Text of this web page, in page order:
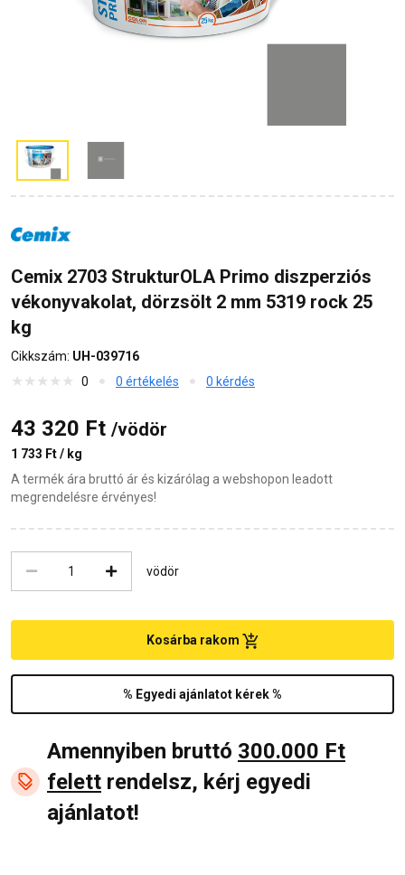
Cemix 2703 StrukturOLA Primo diszperziós
vékonyvakolat, dörzsölt 2 mm 5319 rock 25
kg
Cikkszám: UH-039716
0
0 értékelés 0 kérdés
43 320 Ft /vödör
1 733 Ft / kg
A termék ára bruttó ár és kizárólag a webshopon leadott
megrendelésre érvényes!
vödör
% Egyedi ajánlatot kérek %
Kosárba rakom
Amennyiben bruttó 300.000 Ft
felett rendelsz, kérj egyedi
ajánlatot!